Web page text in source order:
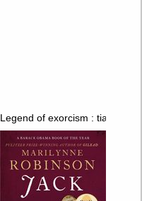
Legend of exorcism : tianbao